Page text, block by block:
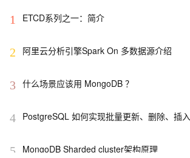
1 ETCD系列之一：简介
2 阿里云分析引擎Spark On 多数据源介绍
3 什么场景应该用 MongoDB ？
4 PostgreSQL 如何实现批量更新、删除、插入
5 MongoDB Sharded cluster架构原理